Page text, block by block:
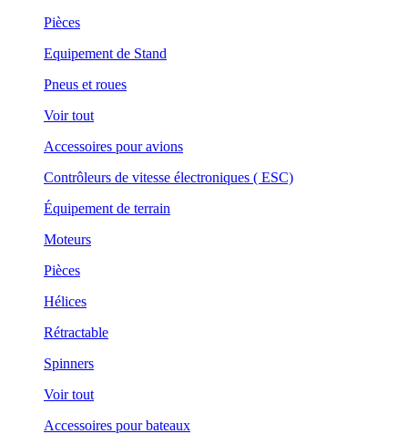
Pièces
Equipement de Stand
Pneus et roues
Voir tout
Accessoires pour avions
Contrôleurs de vitesse électroniques ( ESC)
Équipement de terrain
Moteurs
Pièces
Hélices
Rétractable
Spinners
Voir tout
Accessoires pour bateaux